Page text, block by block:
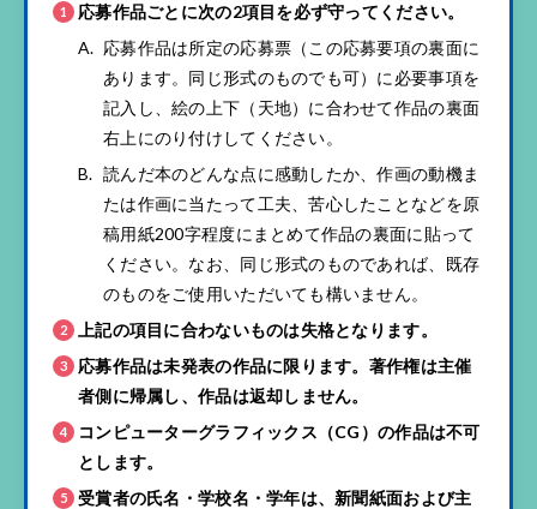
応募作品ごとに次の2項目を必ず守ってください。
応募作品は所定の応募票（この応募要項の裏面に
あります。同じ形式のものでも可）に必要事項を
記入し、絵の上下（天地）に合わせて作品の裏面
右上にのり付けしてください。
読んだ本のどんな点に感動したか、作画の動機ま
たは作画に当たって工夫、苦心したことなどを原
稿用紙200字程度にまとめて作品の裏面に貼って
ください。なお、同じ形式のものであれば、既存
のものをご使用いただいても構いません。
上記の項目に合わないものは失格となります。
応募作品は未発表の作品に限ります。著作権は主催
者側に帰属し、作品は返却しません。
コンピューターグラフィックス（CG）の作品は不可
とします。
受賞者の氏名・学校名・学年は、新聞紙面および主